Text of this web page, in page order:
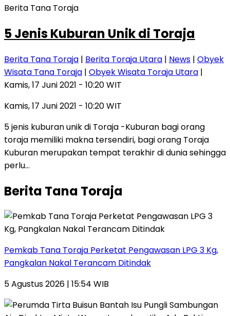
Berita Tana Toraja
5 Jenis Kuburan Unik di Toraja
Berita Tana Toraja | Berita Toraja Utara | News | Obyek
Wisata Tana Toraja | Obyek Wisata Toraja Utara |
Kamis, 17 Juni 2021 - 10:20 WIT
Kamis, 17 Juni 2021 - 10:20 WIT
5 jenis kuburan unik di Toraja -Kuburan bagi orang
toraja memiliki makna tersendiri, bagi orang Toraja
Kuburan merupakan tempat terakhir di dunia sehingga
perlu…
Berita Tana Toraja
Pemkab Tana Toraja Perketat Pengawasan LPG 3 Kg,
Pangkalan Nakal Terancam Ditindak
5 Agustus 2026 | 15:54 WIB